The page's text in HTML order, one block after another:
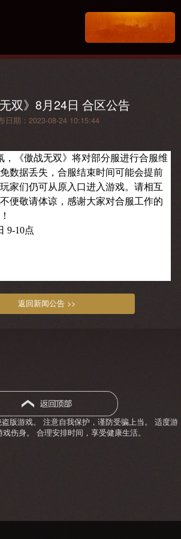
无双》8月24日 合区公告​
日期：2023-08-24 10:15:44
《傲战无双》将对部分服进行合服维
数据丢失，合服结束时间可能会提前
家们仍可从原入口进入游戏。请相互
便敬请体谅，感谢大家对合服工作的
9-10点
返回新闻公告 >>
版游戏。 注意自我保护，谨防受骗上当。 适度游
伤身。 合理安排时间，享受健康生活。